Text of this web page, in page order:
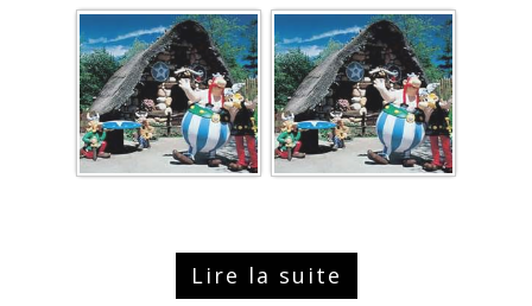
Lire la suite